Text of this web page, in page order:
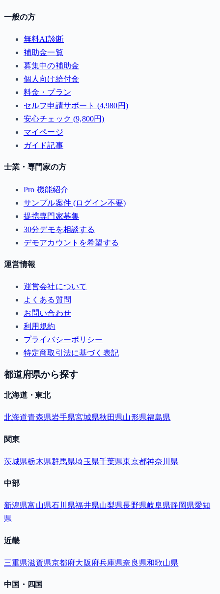
一般の方
無料AI診断
補助金一覧
募集中の補助金
個人向け給付金
料金・プラン
セルフ申請サポート (4,980円)
安心チェック (9,800円)
マイページ
ガイド記事
士業・専門家の方
Pro 機能紹介
サンプル案件 (ログイン不要)
提携専門家募集
30分デモを相談する
デモアカウントを希望する
運営情報
運営会社について
よくある質問
お問い合わせ
利用規約
プライバシーポリシー
特定商取引法に基づく表記
都道府県から探す
北海道・東北
北海道青森県岩手県宮城県秋田県山形県福島県
関東
茨城県栃木県群馬県埼玉県千葉県東京都神奈川県
中部
新潟県富山県石川県福井県山梨県長野県岐阜県静岡県愛知
県
近畿
三重県滋賀県京都府大阪府兵庫県奈良県和歌山県
中国・四国